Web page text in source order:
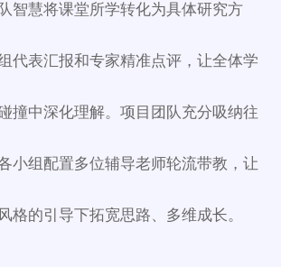
智慧将课堂所学转化为具体研究方
代表汇报和专家精准点评，让全体学
撞中深化理解。项目团队充分吸纳往
小组配置多位辅导老师轮流带教，让
格的引导下拓宽思路、多维成长。